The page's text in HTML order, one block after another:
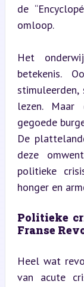
de
omloop.
Het
betekenis.
lezen.
gegoede
De
deze
politieke
honger en
Politieke
Franse
Heel wat
van acute